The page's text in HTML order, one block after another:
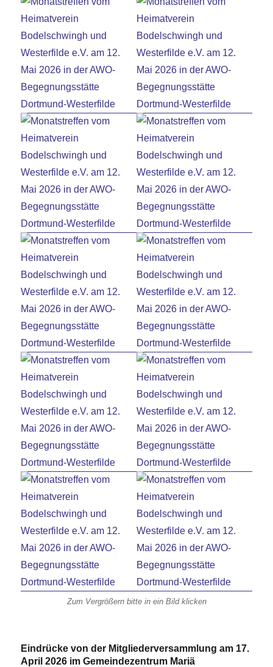
Zum Vergrößern bitte in ein Bild klicken
Eindrücke von der Mitgliederversammlung am 17.
April 2026 im Gemeindezentrum Mariä